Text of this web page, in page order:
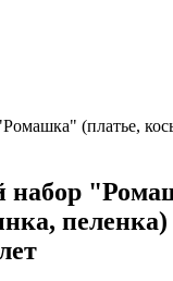
(платье,
набор
пеленка)